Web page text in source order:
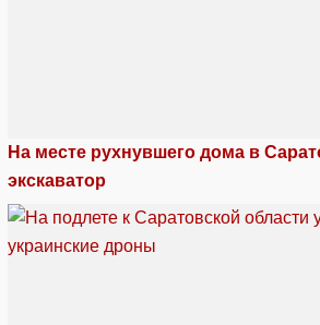
На месте рухнувшего дома в
экскаватор